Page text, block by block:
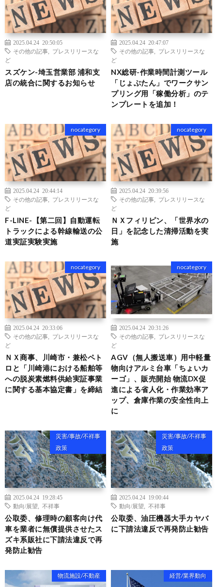
2025.04.24 20:50:05
その他の記事
プレスリリースな
ど
スズケン-埼玉営業部 浦和支
店の統合に関するお知らせ
2025.04.24 20:47:07
その他の記事
プレスリリースな
ど
NX総研-作業時間計測ツール
「じょぶたん」でワークサン
プリング用「稼働分析」のテ
ンプレートを追加！
nocategory
2025.04.24 20:44:14
その他の記事
プレスリリースな
ど
F-LINE-【第二回】自動運転
トラックによる幹線輸送の公
道実証実験実施
nocategory
2025.04.24 20:39:56
その他の記事
プレスリリースな
ど
ＮＸフィリピン、「世界水の
日」を記念した清掃活動を実
施
nocategory
2025.04.24 20:33:06
その他の記事
プレスリリースな
ど
ＮＸ商事、川崎市・兼松ペト
ロと「川崎港における船舶等
への脱炭素燃料供給実証事業
に関する基本協定書」を締結
nocategory
2025.04.24 20:31:26
その他の記事
プレスリリースな
ど
AGV（無人搬送車）用中軽量
物向けアルミ台車「ちょいカ
ーゴ」、販売開始 物流DX促
進による省人化・作業効率ア
ップ、倉庫作業の安全性向上
に
災害/事故/不祥事
政策
2025.04.24 19:28:45
動向/展望
不祥事
公取委、修理時の顧客向け代
車を業者に無償提供させたス
ズキ系販社に下請法違反で再
発防止勧告
災害/事故/不祥事
政策
2025.04.24 19:00:44
動向/展望
不祥事
公取委、油圧機器大手カヤバ
に下請法違反で再発防止勧告
物流施設/不動産 経営/業界動向